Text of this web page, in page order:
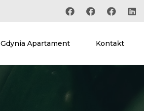
Gdynia Apartament Kontakt